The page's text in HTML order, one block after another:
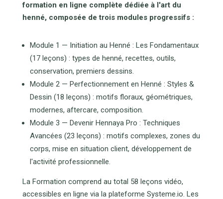
formation en ligne complète dédiée à l'art du
henné, composée de trois modules progressifs :
Module 1 — Initiation au Henné : Les Fondamentaux
(17 leçons) : types de henné, recettes, outils,
conservation, premiers dessins.
Module 2 — Perfectionnement en Henné : Styles &
Dessin (18 leçons) : motifs floraux, géométriques,
modernes, aftercare, composition.
Module 3 — Devenir Hennaya Pro : Techniques
Avancées (23 leçons) : motifs complexes, zones du
corps, mise en situation client, développement de
l'activité professionnelle.
La Formation comprend au total 58 leçons vidéo,
accessibles en ligne via la plateforme Systeme.io. Les